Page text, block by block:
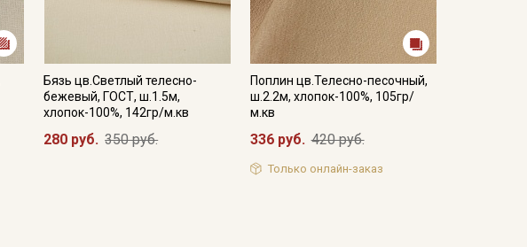
Бязь цв.Светлый телесно-
бежевый, ГОСТ, ш.1.5м,
хлопок-100%, 142гр/м.кв
280 руб. 350 руб.
Поплин цв.Телесно-песочный,
ш.2.2м, хлопок-100%, 105гр/
м.кв
336 руб. 420 руб.
Только онлайн-заказ